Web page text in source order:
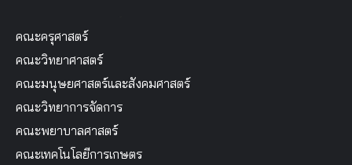
คณะครุศาสตร์
คณะวิทยาศาสตร์
คณะมนุษยศาสตร์และสังคมศาสตร์
คณะวิทยาการจัดการ
คณะพยาบาลศาสตร์
คณะเทคโนโลยีการเกษตร